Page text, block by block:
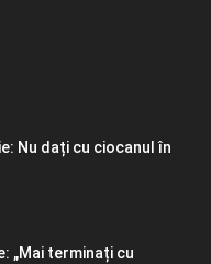
Nu dați cu ciocanul în
„Mai terminați cu